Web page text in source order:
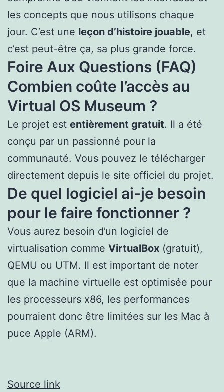
les concepts que nous utilisons chaque
jour. C’est une leçon d’histoire jouable, et
c’est peut-être ça, sa plus grande force.
Foire Aux Questions (FAQ)
Combien coûte l’accès au
Virtual OS Museum ?
Le projet est entièrement gratuit. Il a été
conçu par un passionné pour la
communauté. Vous pouvez le télécharger
directement depuis le site officiel du projet.
De quel logiciel ai-je besoin
pour le faire fonctionner ?
Vous aurez besoin d’un logiciel de
virtualisation comme VirtualBox (gratuit),
QEMU ou UTM. Il est important de noter
que la machine virtuelle est optimisée pour
les processeurs x86, les performances
pourraient donc être limitées sur les Mac à
puce Apple (ARM).
Source link